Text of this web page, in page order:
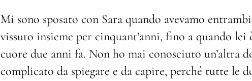
Mi sono sposato con Sara quando avevamo
vissuto insieme per cinquant’anni, fino a quando
cuore due anni fa. Non ho mai conosciuto un’altra
complicato da spiegare e da capire, perché tutte le